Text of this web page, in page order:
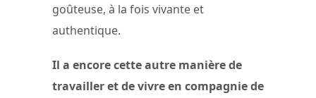
goûteuse, à la fois vivante et
authentique.
Il a encore cette autre manière de
travailler et de vivre en compagnie de